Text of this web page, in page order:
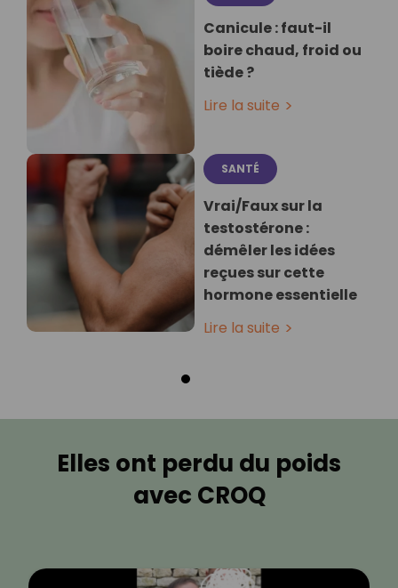
Canicule : faut-il
boire chaud, froid ou
tiède ?
Lire la suite
SANTÉ
Vrai/Faux sur la
testostérone :
démêler les idées
reçues sur cette
hormone essentielle
Lire la suite
Elles ont perdu du poids
avec CROQ